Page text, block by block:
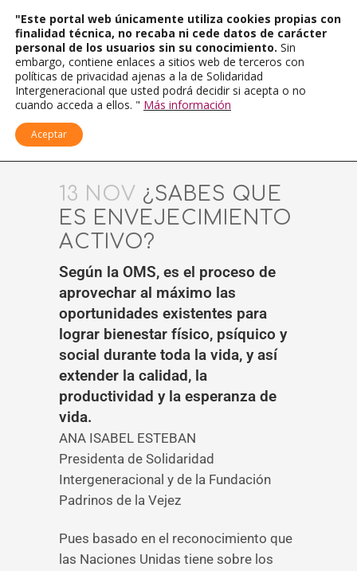
13 NOV ¿SABES QUE
ES ENVEJECIMIENTO
ACTIVO?
Según la OMS, es el proceso de
aprovechar al máximo las
oportunidades existentes para
lograr bienestar físico, psíquico y
social durante toda la vida, y así
extender la calidad, la
productividad y la esperanza de
vida.
ANA ISABEL ESTEBAN
Presidenta de Solidaridad
Intergeneracional y de la Fundación
Padrinos de la Vejez
Pues basado en el reconocimiento que
las Naciones Unidas tiene sobre los
"Este portal web únicamente utiliza cookies propias con
finalidad técnica, no recaba ni cede datos de carácter
personal de los usuarios sin su conocimiento. Sin
embargo, contiene enlaces a sitios web de terceros con
políticas de privacidad ajenas a la de Solidaridad
Intergeneracional que usted podrá decidir si acepta o no
cuando acceda a ellos. " Más información
Aceptar